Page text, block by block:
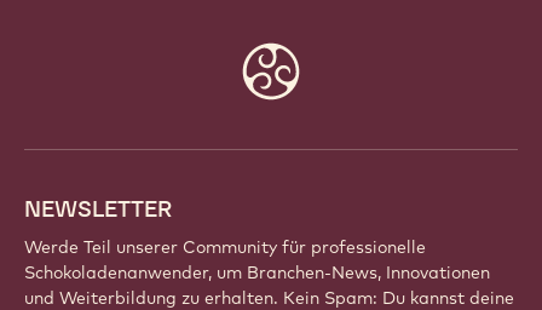
NEWSLETTER
Werde Teil unserer Community für professionelle
Schokoladenanwender, um Branchen-News, Innovationen
und Weiterbildung zu erhalten. Kein Spam: Du kannst deine